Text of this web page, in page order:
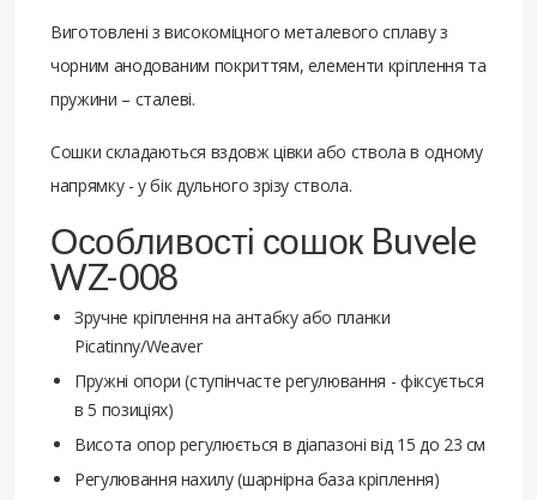
Виготовлені з високоміцного металевого сплаву з
чорним анодованим покриттям, елементи кріплення та
пружини – сталеві.
Сошки складаються вздовж цівки або ствола в одному
напрямку - у бік дульного зрізу ствола.
Особливості сошок Buvele
WZ-008
Зручне кріплення на антабку або планки
Picatinny/Weaver
Пружні опори (ступінчасте регулювання - фіксується
в 5 позиціях)
Висота опор регулюється в діапазоні від 15 до 23 см
Регулювання нахилу (шарнірна база кріплення)